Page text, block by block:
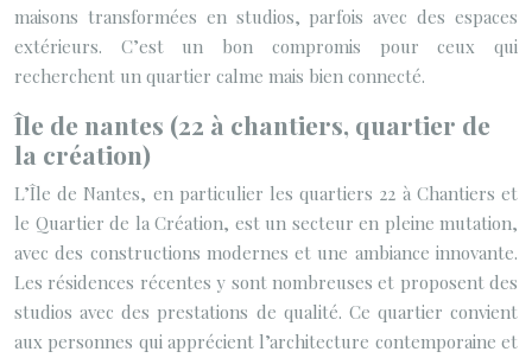
maisons transformées en studios, parfois avec des espaces
extérieurs. C’est un bon compromis pour ceux qui
recherchent un quartier calme mais bien connecté.
Île de nantes (22 à chantiers, quartier de
la création)
L’Île de Nantes, en particulier les quartiers 22 à Chantiers et
le Quartier de la Création, est un secteur en pleine mutation,
avec des constructions modernes et une ambiance innovante.
Les résidences récentes y sont nombreuses et proposent des
studios avec des prestations de qualité. Ce quartier convient
aux personnes qui apprécient l’architecture contemporaine et